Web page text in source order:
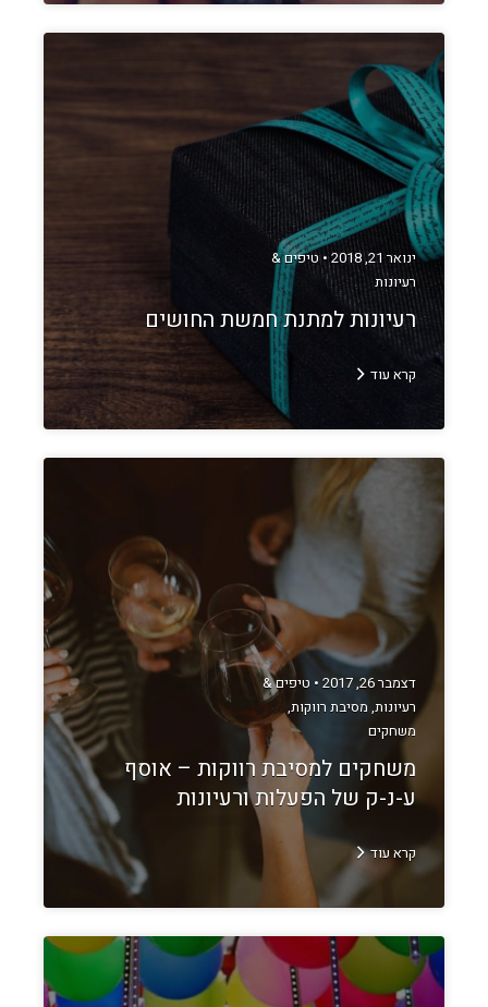
ינואר 21, 2018 •
טיפים &
רעיונות
רעיונות למתנת חמשת החושים
קרא עוד
דצמבר 26, 2017 •
טיפים &
רעיונות, מסיבת רווקות,
משחקים
משחקים למסיבת רווקות – אוסף
ע-נ-ק של הפעלות ורעיונות
קרא עוד